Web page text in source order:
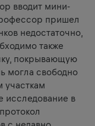
вводит мини-
пришел
недостаточно,
также
покрывающую
могла свободно
участкам
исследование в